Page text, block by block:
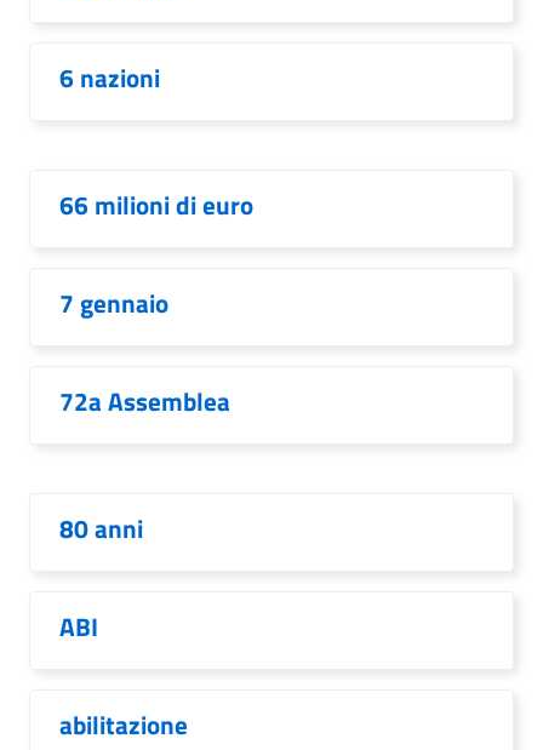
6 nazioni
66 milioni di euro
7 gennaio
72a Assemblea
80 anni
ABI
abilitazione